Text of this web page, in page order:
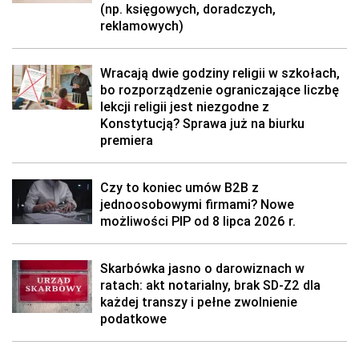
(np. księgowych, doradczych,
reklamowych)
Wracają dwie godziny religii w szkołach,
bo rozporządzenie ograniczające liczbę
lekcji religii jest niezgodne z
Konstytucją? Sprawa już na biurku
premiera
Czy to koniec umów B2B z
jednoosobowymi firmami? Nowe
możliwości PIP od 8 lipca 2026 r.
Skarbówka jasno o darowiznach w
ratach: akt notarialny, brak SD-Z2 dla
każdej transzy i pełne zwolnienie
podatkowe